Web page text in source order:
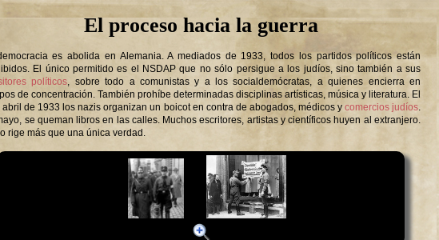
El proceso hacia la guerra
es abolida en Alemania. A mediados de 1933, todos los partidos políticos están
El único permitido es el NSDAP que no sólo persigue a los judíos, sino también a sus
políticos, sobre todo a comunistas y a los socialdemócratas, a quienes encierra en
de concentración. También prohíbe determinadas disciplinas artísticas, música y literatura. El
abril de 1933 los nazis organizan un boicot en contra de abogados, médicos y comercios judíos.
se queman libros en las calles. Muchos escritores, artistas y científicos huyen al extranjero.
rige más que una única verdad.